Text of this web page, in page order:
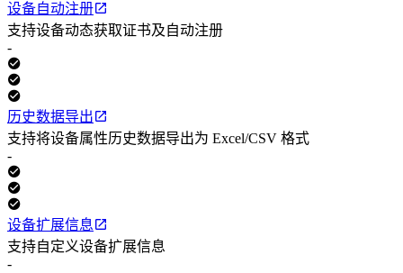
设备自动注册
支持设备动态获取证书及自动注册
-
历史数据导出
支持将设备属性历史数据导出为 Excel/CSV 格式
-
设备扩展信息
支持自定义设备扩展信息
-